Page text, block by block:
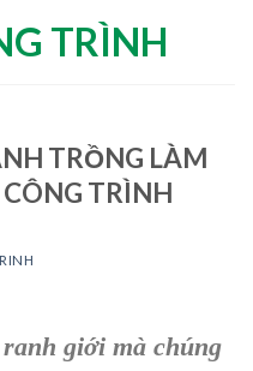
TRỒNG LÀM
TRÌNH
giới mà chúng